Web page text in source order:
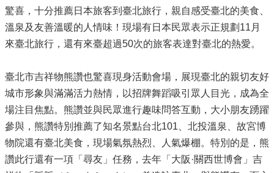
驚喜，十分推薦日本旅客到臺北旅行，親自感受臺北的美食、
溫泉及友善溫暖的人情味！現場有日本民眾表示正規劃11月
來臺北旅行，還有來臺超過50次的旅客表達對臺北的熱愛。
臺北市吉祥物熊讚也驚喜現身活動會場，展現臺北的親切友好
城市形象與滿滿活力熱情，以招牌舞蹈吸引眾人目光，成為全
場注目焦點。熊讚並與民眾進行趣味問答互動，大小朋友踴躍
參與，熊讚特別推薦了知名景點台北101、北投溫泉、故宮博
物院還有臺北美食，現場氣氛熱烈、人氣爆棚。特別的是，熊
讚此行還有一項「尋友」任務，去年「大阪·關西世博會」吉